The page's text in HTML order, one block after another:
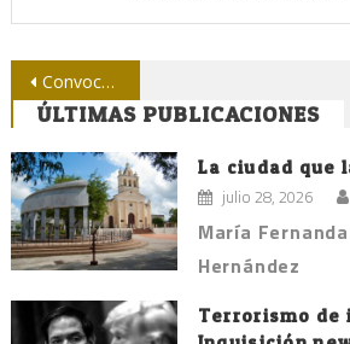
Navegación
de
entradas
Convocan al concurso “Una página para Pablo”
ÚLTIMAS PUBLICACIONES
La ciudad que
julio 28, 2026
María
Hernández
Terrorismo de